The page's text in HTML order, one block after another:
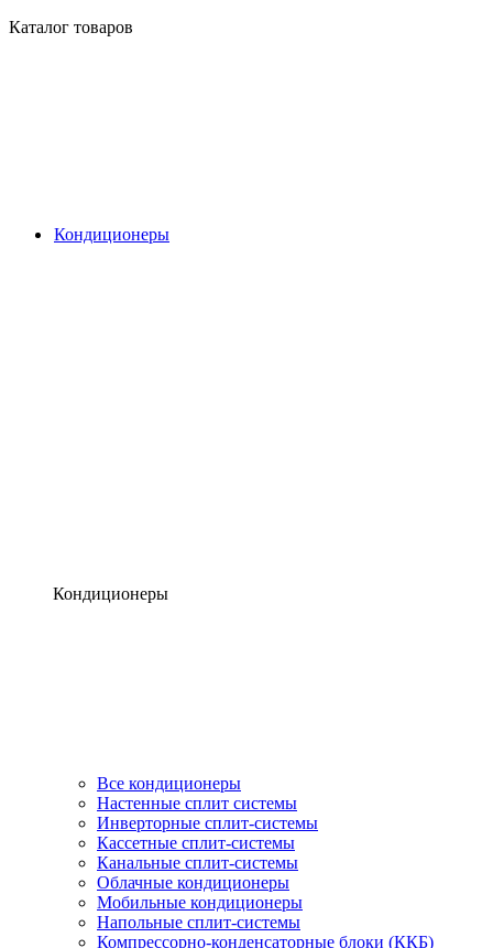
Каталог товаров
Кондиционеры
Кондиционеры
Все кондиционеры
Настенные сплит системы
Инверторные сплит-системы
Кассетные сплит-системы
Канальные сплит-системы
Облачные кондиционеры
Мобильные кондиционеры
Напольные сплит-системы
Компрессорно-конденсаторные блоки (ККБ)